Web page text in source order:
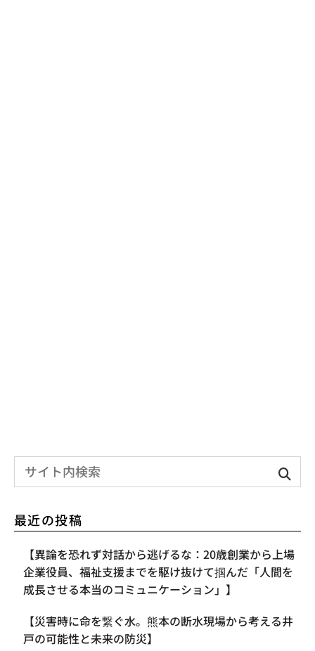
最近の投稿
【異論を恐れず対話から逃げるな：20歳創業から上場
企業役員、福祉支援までを駆け抜けて掴んだ「人間を
成長させる本当のコミュニケーション」】
【災害時に命を繋ぐ水。熊本の断水現場から考える井
戸の可能性と未来の防災】